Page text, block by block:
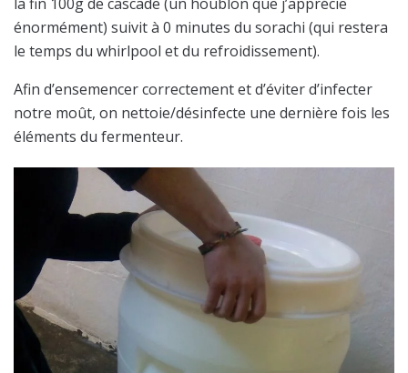
énormément) suivit à 0 minutes du sorachi (qui restera
le temps du whirlpool et du refroidissement).
Afin d’ensemencer correctement et d’éviter d’infecter
notre moût, on nettoie/désinfecte une dernière fois les
éléments du fermenteur.